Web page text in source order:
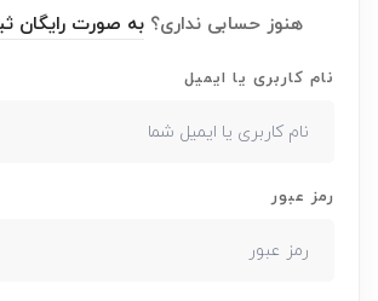
هنوز حسابی نداری؟ به صورت رایگان
نام کاربری یا ایمیل
رمز عبور